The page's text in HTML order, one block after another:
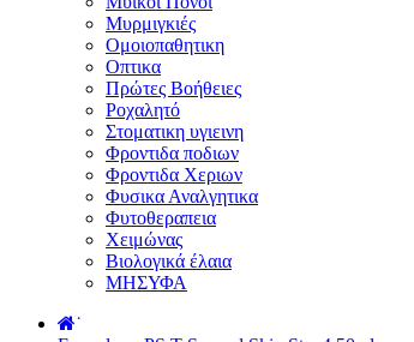
Μυρμιγκιές
Ομοιοπαθητικη
Οπτικα
Πρώτες Βοήθειες
Ροχαλητό
Στοματικη υγιεινη
Φροντιδα ποδιων
Φροντιδα Χεριων
Φυσικα Αναλγητικα
Φυτοθεραπεια
Χειμώνας
Βιολογικά έλαια
ΜΗΣΥΦΑ
˙